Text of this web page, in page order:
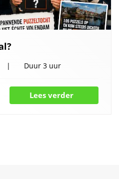
Duur 3 uur
Lees verder